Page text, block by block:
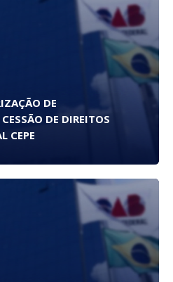
DE
DE DIREITOS
CEPE